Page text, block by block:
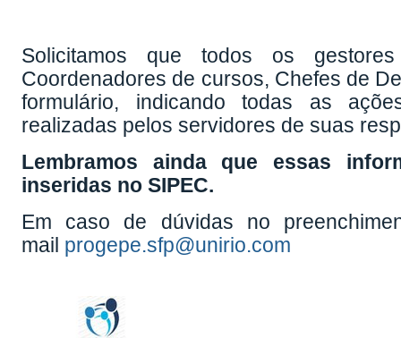
Solicitamos que todos os
Coordenadores de cursos, Chefes de
formulário, indicando todas as
realizadas pelos servidores de suas
Lembramos ainda que essas
inseridas no SIPEC.
Em caso de dúvidas no
mail progepe.sfp@unirio.com